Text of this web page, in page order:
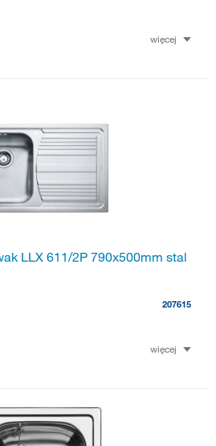
więcej
LLX 611/2P 790x500mm stal
207615
więcej